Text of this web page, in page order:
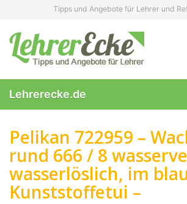
content
Tipps und Angebote für Lehrer und
Lehrerecke.de
Pelikan 722959 –
rund 666 / 8
wasserlöslich, im
Kunststoffetui –